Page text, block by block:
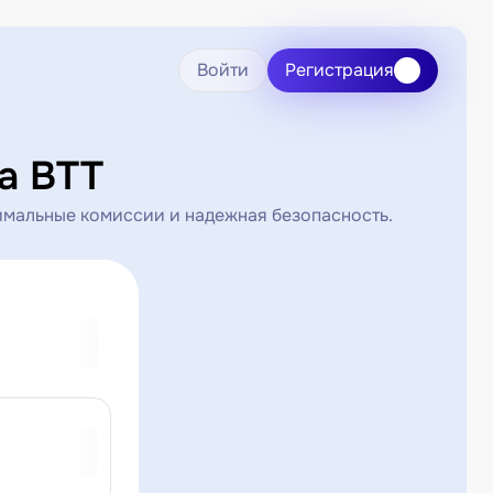
Войти Регистрация
BTT
комиссии и надежная безопасность.